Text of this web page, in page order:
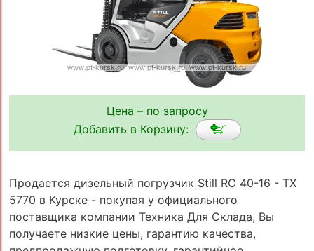
Цена – по запросу
Добавить в Корзину:
Продается дизельный погрузчик Still RC 40-16 - TX
5770 в Курске - покупая у официального
поставщика компании Техника Для Склада, Вы
получаете низкие цены, гарантию качества,